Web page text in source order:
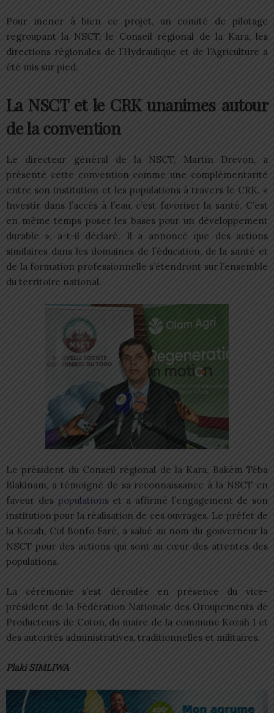
Pour mener à bien ce projet, un comité de pilotage
regroupant la NSCT, le Conseil régional de la Kara, les
directions régionales de l’Hydraulique et de l’Agriculture a
été mis sur pied.
La NSCT et le CRK unanimes autour
de la convention
Le directeur général de la NSCT, Martin Drevon, a
présenté cette convention comme une complémentarité
entre son institution et les populations à travers le CRK. «
Investir dans l’accès à l’eau, c’est favoriser la santé. C’est
en même temps poser les bases pour un développement
durable », a-t-il déclaré. Il a annoncé que des actions
similaires dans les domaines de l’éducation, de la santé et
de la formation professionnelle s’étendront sur l’ensemble
du territoire national.
Le président du Conseil régional de la Kara, Bakèm Téba
Blakinam, a témoigné de sa reconnaissance à la NSCT en
faveur des populationset a affirmé l’engagement de son
institution pour la réalisation de ces ouvrages. Le préfet de
la Kozah, Col Bonfo Faré, a salué au nom du gouverneur la
NSCT pour des actions qui sont au cœur des attentes des
populations.
La cérémonie s’est déroulée en présence du vice-
président de la Fédération Nationale des Groupements de
Producteurs de Coton, du maire de la commune Kozah 1 et
des autorités administratives, traditionnelles et militaires.
Plaki SIMLIWA